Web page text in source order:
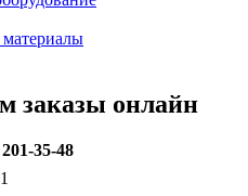
заказы онлайн
35-48